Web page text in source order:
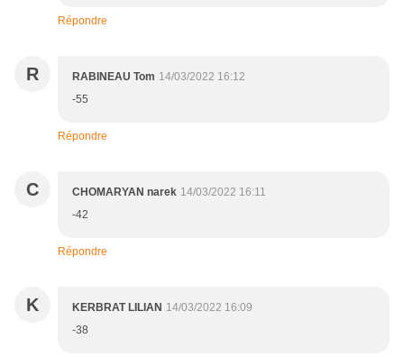
Répondre
R RABINEAU Tom 14/03/2022 16:12
-55
Répondre
C CHOMARYAN narek 14/03/2022 16:11
-42
Répondre
K KERBRAT LILIAN 14/03/2022 16:09
-38